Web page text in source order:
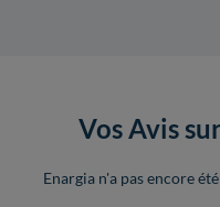
Vos Avis
Enargia n'a pas encore